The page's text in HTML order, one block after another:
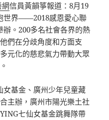
網信員黃韻箏報道：8月19
世界——2018感恩愛心聯
。200多名社會各界的熱
們在分歧角度和方面支
元化的慈悲氣力帶動大眾
女基金、廣州少年兒童藏
主辦，廣州市陽光樂土社
七仙女基金跳舞隊帶